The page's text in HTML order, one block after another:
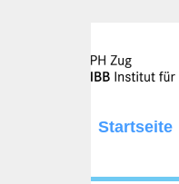
Startseite